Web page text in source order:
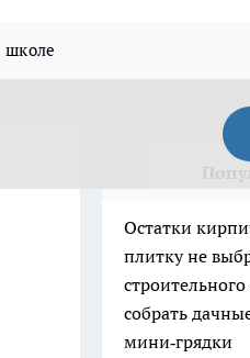
школе
Остатки
плитку не
собрать
мини‑грядки